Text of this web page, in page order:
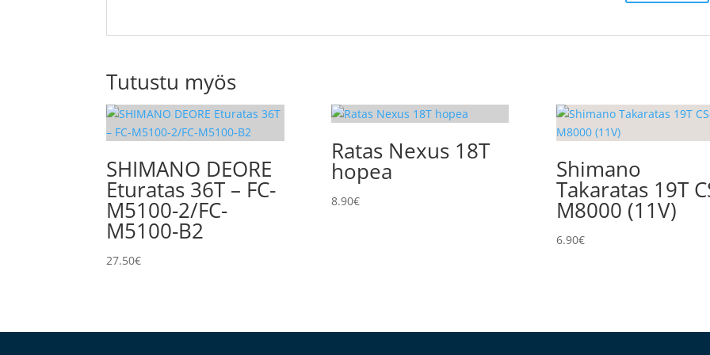
Tutustu myös
SHIMANO DEORE
Eturatas 36T – FC-
M5100-2/FC-
M5100-B2
27.50€
Ratas Nexus 18T
hopea
8.90€
Shimano
Takaratas 19T
M8000 (11V)
6.90€